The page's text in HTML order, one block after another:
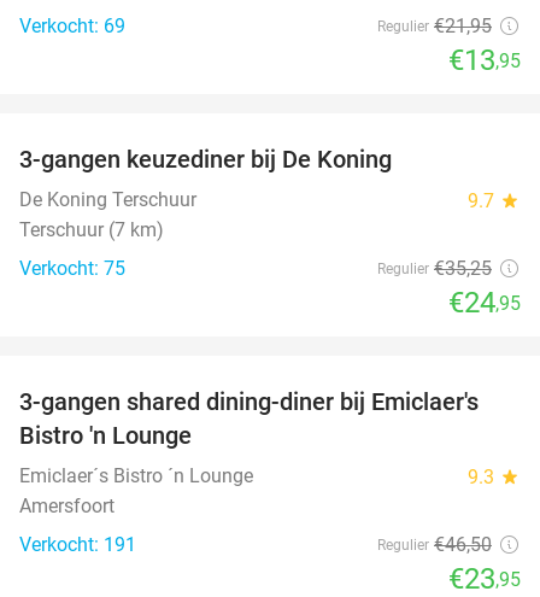
Verkocht: 69
Regulier €21,95
€13,95
3-gangen keuzediner bij De Koning
De Koning Terschuur 9.7 star
Terschuur (7 km)
Verkocht: 75
Regulier €35,25
€24,95
48%
3-gangen shared dining-diner bij Emiclaer's
Bistro 'n Lounge
Emiclaer´s Bistro ´n Lounge 9.3 star
Amersfoort
Verkocht: 191
Regulier €46,50
€23,95